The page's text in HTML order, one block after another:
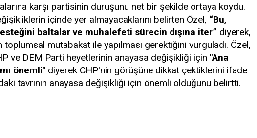
karşı partisinin duruşunu net bir şekilde ortaya koydu.
içinde yer almayacaklarını belirten Özel, “Bu,
baltalar ve muhalefeti sürecin dışına iter” diyerek,
mutabakat ile yapılması gerektiğini vurguladı. Özel,
ve DEM Parti heyetlerinin anayasa değişikliği için "Ana
önemli" diyerek CHP'nin görüşüne dikkat çektiklerini ifade
tavrının anayasa değişikliği için önemli olduğunu belirtti.